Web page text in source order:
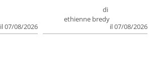
il 07/08/2026
di
ethienne bredy
il 07/08/2026